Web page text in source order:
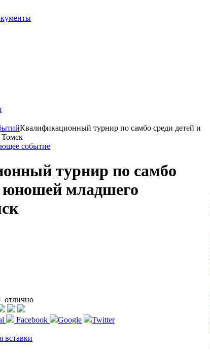
Квалификационный турнир по самбо среди детей и
Томск
событие
турнир по самбо
юношей младшего
отлично
Facebook Google Twitter
вставки